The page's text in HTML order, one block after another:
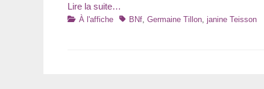
Lire la suite…
Catégories
À l'affiche TagsBNf, Germaine Tillon, janine Teisson